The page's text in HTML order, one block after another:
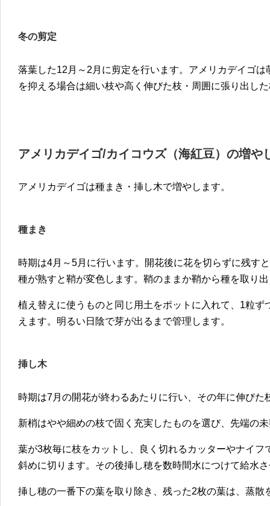
冬の剪定
落葉した12月～2月に剪定を行います。アメリカデイゴ
を抑える場合は細い枝や高く伸びた枝・周囲に張り出し
アメリカデイゴ/カイコウズ（海紅豆）の増や
アメリカデイゴは種まき・挿し木で増やします。
種まき
時期は4月～5月に行います。開花後に花を切らずに残す
種が熟すと鞘が変色します。鞘のままか鞘から種を取り
植え替えに使うものと同じ用土をポットに入れて、1粒ず
えます。明るい日陰で芽が出るまで管理します。
挿し木
時期は7月の開花が終わるあたりに行い、その年に伸び
新梢はやや細めの枝で固く充実したものを選び、先端の
葉が3枚毎に枝をカットし、良く切れるカッターやナイフ
斜めに切ります。その後挿し穂を数時間水につけて給水
挿し穂の一番下の葉を取り除き、残った2枚の葉は、蒸散